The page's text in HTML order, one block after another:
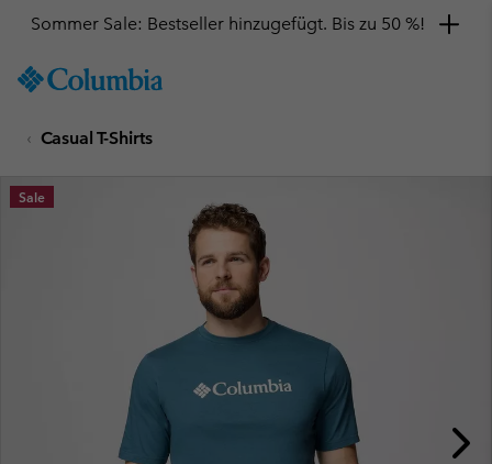
TO
SKIP
MAIN
NAV
Sommer Sale: Bestseller hinzugefügt. Bis zu 50 %!
Casual T-Shirts
Sale